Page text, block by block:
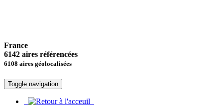
France
6142 aires référencées
6108 aires géolocalisées
Toggle navigation